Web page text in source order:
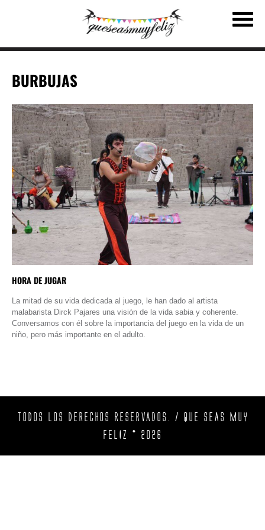
BURBUJAS
HORA DE JUGAR
La mitad de su vida dedicada al juego, le han dado al artista
malabarista Dirck Pajares una visión de la vida sabia y coherente.
Conversamos con él sobre la importancia del juego en la vida de un
niño, pero más importante en el adulto.
TODOS LOS DERECHOS RESERVADOS. / QUE SEAS MUY
FELIZ © 2026